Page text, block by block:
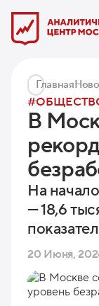
Главная
В
На
— 18,6
20 Июня,